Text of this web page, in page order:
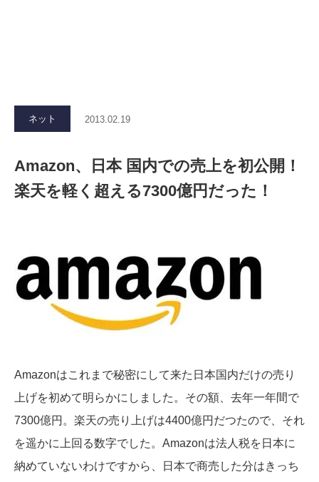
ネット 2013.02.19
Amazon、日本 国内での売上を初公開！
楽天を軽く超える7300億円だった！
Amazonはこれまで秘密にして来た日本国内だけの売り
上げを初めて明らかにしました。その額、去年一年間で
7300億円。楽天の売り上げは4400億円だつたので、それ
を遥かに上回る数字でした。Amazonは法人税を日本に
納めていないわけですから、日本で商売した分はきっち